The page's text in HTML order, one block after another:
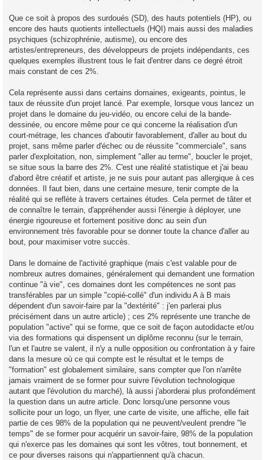
Que ce soit à propos des surdoués (SD), des hauts potentiels (HP), ou
encore des hauts quotients intellectuels (HQI) mais aussi des maladies
psychiques (schizophrénie, autisme), ou encore des
artistes/entrepreneurs, des développeurs de projets indépendants, ces
quelques exemples illustrent tous le fait d'entrer dans ce degré étroit
mais constant de ces 2%.
Cela représente aussi dans certains domaines, exigeants, pointus, le
taux de réussite d'un projet lancé. Par exemple, lorsque vous lancez un
projet dans le domaine du jeu-vidéo, ou encore celui de la bande-
dessinée, ou encore même pour ce qui concerne la réalisation d'un
court-métrage, les chances d'aboutir favorablement, d'aller au bout du
projet, sans même parler d'échec ou de réussite "commerciale", sans
parler d'exploitation, non, simplement "aller au terme", boucler le projet,
se situe sous la barre des 2%. C'est une réalité statistique et j'ai beau
d'abord être créatif et artiste, je ne suis pour autant pas allergique à ces
données. Il faut bien, dans une certaine mesure, tenir compte de la
réalité qui se reflète à travers certaines études. Cela permet de tâter et
de connaître le terrain, d'appréhender aussi l'énergie à déployer, une
énergie rigoureuse et fortement positive donc au sein d'un
environnement très favorable pour se donner toute la chance d'aller au
bout, pour maximiser votre succès.
Dans le domaine de l'activité graphique (mais c'est valable pour de
nombreux autres domaines, généralement qui demandent une formation
continue "à vie", ces domaines dont les compétences ne sont pas
transférables par un simple "copié-collé" d'un individu A à B mais
dépendent d'un savoir-faire par la "dextérité" : j'en parlerai plus
précisément dans un autre article) ; ces 2% représente une tranche de
population "active" qui se forme, que ce soit de façon autodidacte et/ou
via des formations qui dispensent un diplôme reconnu (sur le terrain,
l'un et l'autre se valent, il n'y a nulle opposition ou confrontation à y faire
dans la mesure où ce qui compte est le résultat et le temps de
"formation" est globalement similaire, sans compter que l'on n'arrête
jamais vraiment de se former pour suivre l'évolution technologique
autant que l'évolution du marché), là aussi j'aborderai plus profondément
la question dans un autre article. Donc lorsqu'une personne vous
sollicite pour un logo, un flyer, une carte de visite, une affiche, elle fait
partie de ces 98% de la population qui ne peuvent/veulent prendre "le
temps" de se former pour acquérir un savoir-faire, 98% de la population
qui n'exerce pas les domaines qui sont les vôtres, tout bonnement, et
ce pour diverses raisons qui n'appartiennent qu'à chacun.